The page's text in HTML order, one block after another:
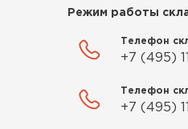
Режим работы
Телефон
+7 (495)
Телефон
+7 (495)